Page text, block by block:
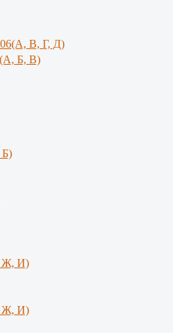
В, Г, Д)
Б, В)
Ж, И)
Ж, И)